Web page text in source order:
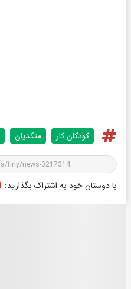
کودکان کار متکدیان
با دوستان خود به اشتراک بگذارید: